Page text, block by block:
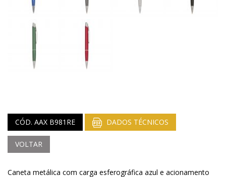
CÓD. AAX B981RE DADOS TÉCNICOS
VOLTAR
Caneta metálica com carga esferográfica azul e acionamento